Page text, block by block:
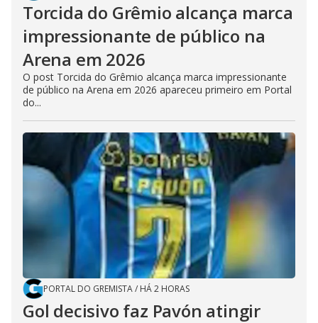
Torcida do Grêmio alcança marca
impressionante de público na
Arena em 2026
O post Torcida do Grêmio alcança marca impressionante
de público na Arena em 2026 apareceu primeiro em Portal
do...
PORTAL DO GREMISTA/ HÁ 2 HORAS
Gol decisivo faz Pavón atingir